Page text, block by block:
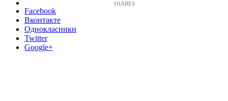
Facebook
Вконтакте
Однокласники
Twitter
Google+